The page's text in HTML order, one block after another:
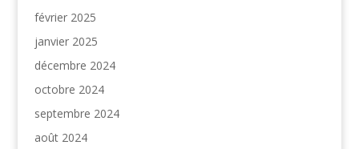
février 2025
janvier 2025
décembre 2024
octobre 2024
septembre 2024
août 2024